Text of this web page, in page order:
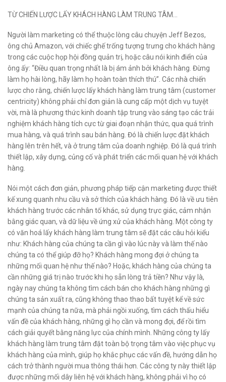
TỪ CHIẾN LƯỢC LẤY KHÁCH HÀNG LÀM TRUNG TÂM…
Người làm marketing có thể thuộc lòng câu chuyện Jeff Bezos,
ông chủ Amazon, với chiếc ghế trống tượng trưng cho khách hàng
trong các cuộc họp hội đồng quản trị, hoặc câu nói kinh điển của
ông ấy: “Điều quan trọng nhất là bị ám ảnh bởi khách hàng. Đừng
làm họ hài lòng, hãy làm họ hoàn toàn thích thú”. Các nhà chiến
lược cho rằng, chiến lược lấy khách hàng làm trung tâm (customer
centricity) không phải chỉ đơn giản là cung cấp một dịch vụ tuyệt
vời, mà là phương thức kinh doanh tập trung vào sáng tạo các trải
nghiệm khách hàng tích cực từ giai đoạn nhận thức, qua quá trình
mua hàng, và quá trình sau bán hàng. Đó là chiến lược đặt khách
hàng lên trên hết, và ở trung tâm của doanh nghiệp. Đó là quá trình
thiết lập, xây dựng, củng cố và phát triển các mối quan hệ với khách
hàng.
Nói một cách đơn giản, phương pháp tiếp cận marketing được thiết
kế xung quanh nhu cầu và sở thích của khách hàng. Đó là về ưu tiên
khách hàng trước các nhân tố khác, sử dụng trực giác, cảm nhận
bằng giác quan, và dữ liệu về ứng xử của khách hàng. Một công ty
có văn hoá lấy khách hàng làm trung tâm sẽ đặt các câu hỏi kiểu
như: Khách hàng của chúng ta cần gì vào lúc này và làm thế nào
chúng ta có thể giúp đỡ họ? Khách hàng mong đợi ở chúng ta
những mối quan hệ như thế nào? Hoặc, khách hàng của chúng ta
cần những giá trị nào trước khi họ sẵn lòng trả tiền? Như vậy là,
ngày nay chúng ta không tìm cách bán cho khách hàng những gì
chúng ta sản xuất ra, cũng không thao thao bất tuyệt kể về sức
mạnh của chúng ta nữa, mà phải ngồi xuống, tìm cách thấu hiểu
vấn đề của khách hàng, những gì họ cần và mong đợi, để rồi tìm
cách giải quyết bằng năng lực của chính mình. Những công ty lấy
khách hàng làm trung tâm đặt toàn bộ trọng tâm vào việc phục vụ
khách hàng của mình, giúp họ khắc phục các vấn đề, hướng dẫn họ
cách trở thành người mua thông thái hơn. Các công ty này thiết lập
được những mối dây liên hệ với khách hàng, không phải vì họ có